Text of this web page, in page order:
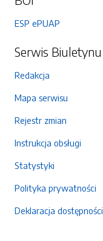
ESP ePUAP
Serwis Biuletynu
Redakcja
Mapa serwisu
Rejestr zmian
Instrukcja obsługi
Statystyki
Polityka prywatności
Deklaracja dostępności